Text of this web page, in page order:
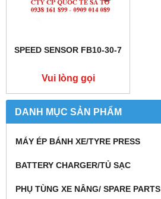
DANH MỤC SẢN PHẨM
MÁY ÉP BÁNH XE/TYRE PRESS
BATTERY CHARGER/TỦ SẠC
PHỤ TÙNG XE NÂNG/ SPARE PARTS
SPEED SENSOR FB10-30-7
Vui lòng gọi